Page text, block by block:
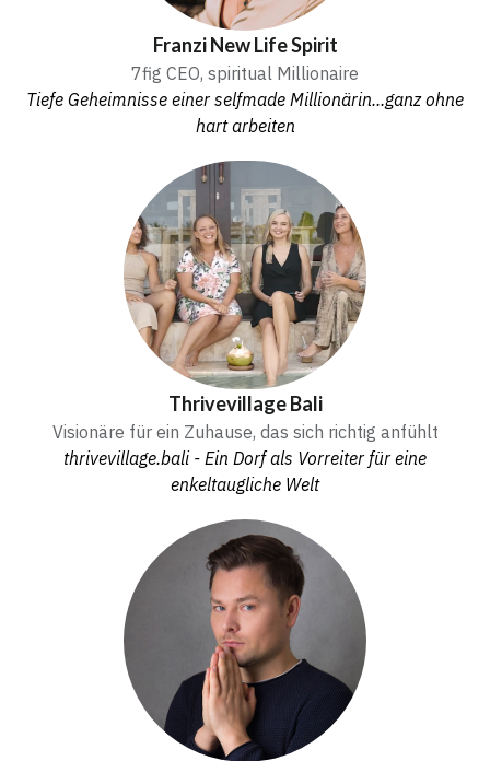
Franzi New Life Spirit
7fig CEO, spiritual Millionaire
Tiefe Geheimnisse einer selfmade Millionärin...ganz ohne
hart arbeiten
Thrivevillage Bali
Visionäre für ein Zuhause, das sich richtig anfühlt
thrivevillage.bali - Ein Dorf als Vorreiter für eine
enkeltaugliche Welt